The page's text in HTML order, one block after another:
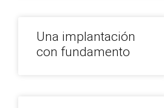
Una implantación
con fundamento